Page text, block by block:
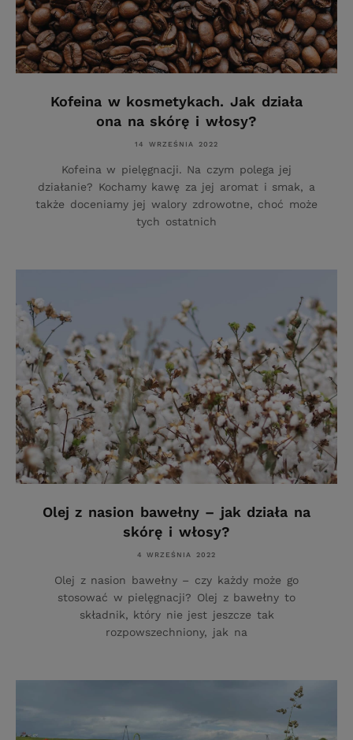
Kofeina w kosmetykach. Jak działa
ona na skórę i włosy?
14 WRZEŚNIA 2022
Kofeina w pielęgnacji. Na czym polega jej
działanie? Kochamy kawę za jej aromat i smak, a
także doceniamy jej walory zdrowotne, choć może
tych ostatnich
Olej z nasion bawełny – jak działa na
skórę i włosy?
4 WRZEŚNIA 2022
Olej z nasion bawełny – czy każdy może go
stosować w pielęgnacji? Olej z bawełny to
składnik, który nie jest jeszcze tak
rozpowszechniony, jak na